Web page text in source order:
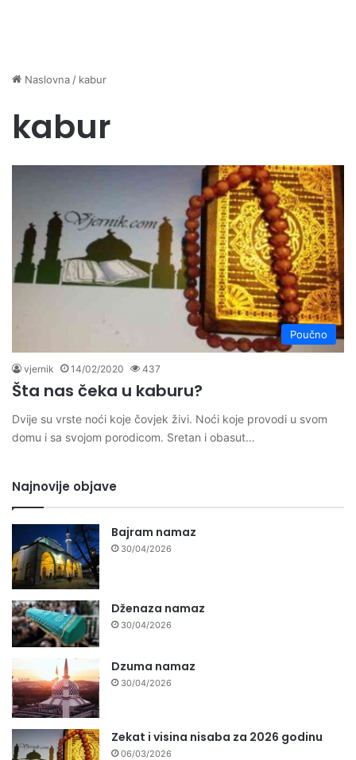
Naslovna / kabur
kabur
Poučno
vjernik 14/02/2020 437
Šta nas čeka u kaburu?
Dvije su vrste noći koje čovjek živi. Noći koje provodi u svom
domu i sa svojom porodicom. Sretan i obasut…
Najnovije objave
Bajram namaz
30/04/2026
Dženaza namaz
30/04/2026
Dzuma namaz
30/04/2026
Zekat i visina nisaba za 2026 godinu
06/03/2026